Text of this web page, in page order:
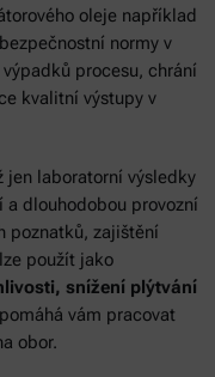
oleje například
normy v
procesu, chrání
kvalitní výstupy v
jen laboratorní výsledky
dlouhodobou provozní
poznatků, zajištění
použít jako
snížení plýtvání
vám pracovat
obor.